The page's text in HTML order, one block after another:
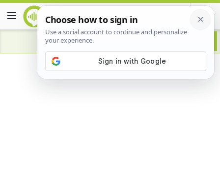
Advertisement